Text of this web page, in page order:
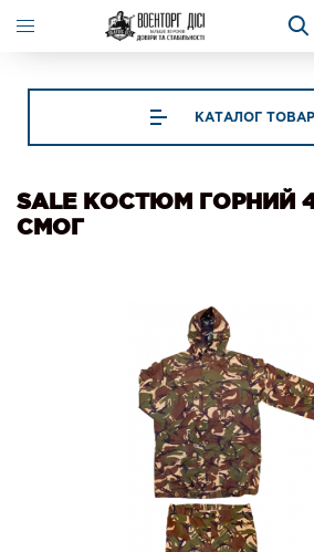
КАТАЛОГ
SALE КОСТЮМ ГОРНИЙ
СМОГ